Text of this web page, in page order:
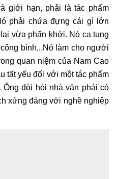
giới hạn, phải là tác phẩm
phải chứa đựng cái gì lớn
vừa phấn khởi. Nó ca tụng
bình,..Nó làm cho người
quan niệm của Nam Cao
tất yếu đối với một tác phẩm
Ông đòi hỏi nhà văn phải có
xứng đáng với nghề nghiệp